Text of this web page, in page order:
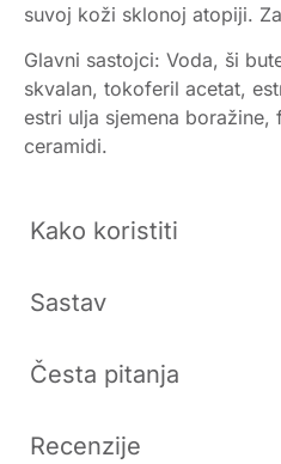
suvoj koži sklonoj atopiji.
Glavni sastojci: Voda, ši
skvalan, tokoferil acetat,
estri ulja sjemena
ceramidi.
Kako koristiti
Sastav
Česta pitanja
Recenzije